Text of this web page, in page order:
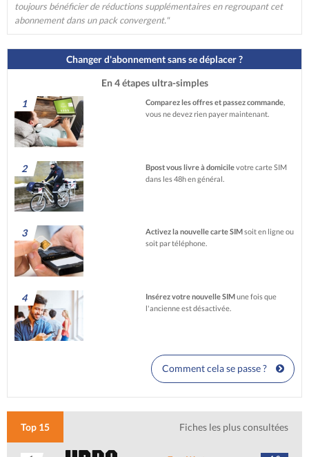
toujours bénéficier de réductions supplémentaires en regroupant cet
abonnement dans un pack convergent."
Changer d'abonnement sans se déplacer ?
En 4 étapes ultra-simples
1
Comparez les offres et passez commande,
vous ne devez rien payer maintenant.
2 Bpost vous livre à domicilevotre carte SIM
dans les 48h en général.
3 Activez la nouvelle carte SIMsoit en ligne ou
soit par téléphone.
4 Insérez votre nouvelle SIMune fois que
l'ancienne est désactivée.
Comment cela se passe ?
Top 15 Fiches les plus consultées